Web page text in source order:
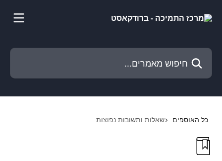
חיפוש מאמרים...
כל האוספים שאלות ותשובות נפוצות